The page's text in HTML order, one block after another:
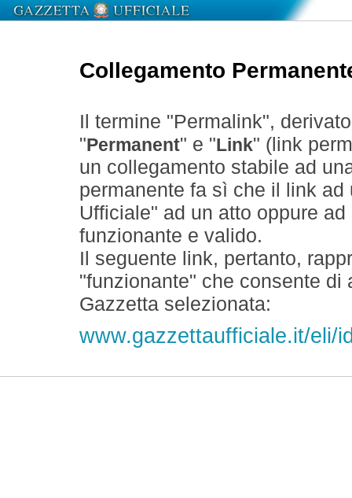
Collegamento
Il termine "Permalink",
" Permanent" e " Link" (link
un collegamento stabile ad
permanente fa sì che il link
Ufficiale" ad un atto oppure
funzionante e valido.
Il seguente link, pertanto,
"funzionante" che consente
Gazzetta selezionata:
www.gazzettaufficiale.it/eli/